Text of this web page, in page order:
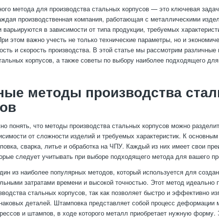
метода для производства стальных корпусов — это ключевая
производственная компания, работающая с металлическими
варьируются в зависимости от типа продукции, требуемых
этом важно учесть не только технические параметры, но и
и скорость производства. В этой статье мы рассмотрим
корпусов, а также советы по выбору наиболее подходящего
методы производства
понять, что методы производства стальных корпусов можно
от сложности изделий и требуемых характеристик. К
сварка, литье и обработка на ЧПУ. Каждый из них имеет свои
следует учитывать при выборе подходящего метода для вашего
из наиболее популярных методов, который используется для
затратами времени и высокой точностью. Этот метод идеально
стальных корпусов, так как позволяет быстро и эффективно
деталей. Штамповка представляет собой процесс деформации
и штампов, в ходе которого металл приобретает нужную форму.